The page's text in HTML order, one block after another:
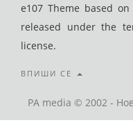
e107 Theme based
released under the
license.
ВПИШИ СЕ
PA media © 2002 -